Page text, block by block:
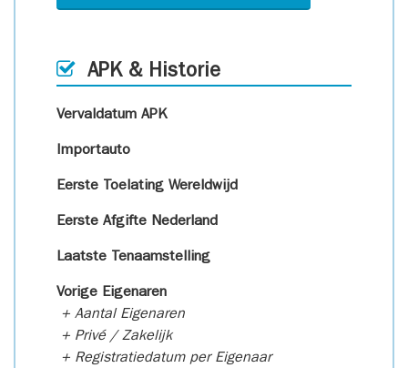
APK & Historie
Vervaldatum APK
Importauto
Eerste Toelating Wereldwijd
Eerste Afgifte Nederland
Laatste Tenaamstelling
Vorige Eigenaren
+ Aantal Eigenaren
+ Privé / Zakelijk
+ Registratiedatum per Eigenaar